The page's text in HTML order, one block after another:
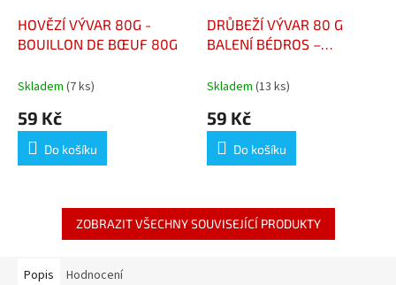
HOVĚZÍ VÝVAR 80G -
BOUILLON DE BŒUF 80G
Skladem (7 ks)
59 Kč
Do košíku
DRŮBEŽÍ VÝVAR 80 G
BALENÍ BÉDROS –
PACK – BOUILLON DE
Skladem (13 ks)
59 Kč
Do košíku
ZOBRAZIT VŠECHNY SOUVISEJÍCÍ PRODUKTY
Popis Hodnocení